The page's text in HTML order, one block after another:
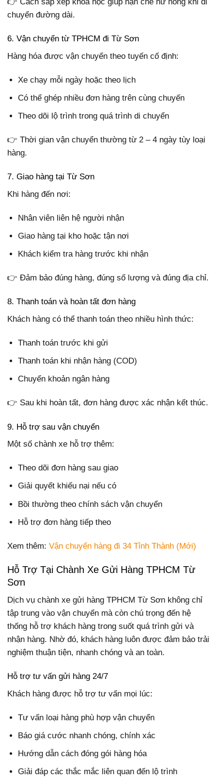
chuyển đường dài.
6. Vận chuyển từ TPHCM đi Từ Sơn
Hàng hóa được vận chuyển theo tuyến cố định:
Xe chạy mỗi ngày hoặc theo lịch
Có thể ghép nhiều đơn hàng trên cùng chuyến
Theo dõi lộ trình trong quá trình di chuyển
👉 Thời gian vận chuyển thường từ 2 – 4 ngày tùy loại
hàng.
7. Giao hàng tại Từ Sơn
Khi hàng đến nơi:
Nhân viên liên hệ người nhận
Giao hàng tại kho hoặc tận nơi
Khách kiểm tra hàng trước khi nhận
👉 Đảm bảo đúng hàng, đúng số lượng và đúng địa chỉ.
8. Thanh toán và hoàn tất đơn hàng
Khách hàng có thể thanh toán theo nhiều hình thức:
Thanh toán trước khi gửi
Thanh toán khi nhận hàng (COD)
Chuyển khoản ngân hàng
👉 Sau khi hoàn tất, đơn hàng được xác nhận kết thúc.
9. Hỗ trợ sau vận chuyển
Một số chành xe hỗ trợ thêm:
Theo dõi đơn hàng sau giao
Giải quyết khiếu nại nếu có
Bồi thường theo chính sách vận chuyển
Hỗ trợ đơn hàng tiếp theo
Xem thêm: Vận chuyển hàng đi 34 Tỉnh Thành (Mới)
Hỗ Trợ Tại Chành Xe Gửi Hàng TPHCM Từ
Sơn
Dịch vụ chành xe gửi hàng TPHCM Từ Sơn không chỉ
tập trung vào vận chuyển mà còn chú trọng đến hệ
thống hỗ trợ khách hàng trong suốt quá trình gửi và
nhận hàng. Nhờ đó, khách hàng luôn được đảm bảo trải
nghiệm thuận tiện, nhanh chóng và an toàn.
Hỗ trợ tư vấn gửi hàng 24/7
Khách hàng được hỗ trợ tư vấn mọi lúc:
Tư vấn loại hàng phù hợp vận chuyển
Báo giá cước nhanh chóng, chính xác
Hướng dẫn cách đóng gói hàng hóa
Giải đáp các thắc mắc liên quan đến lộ trình